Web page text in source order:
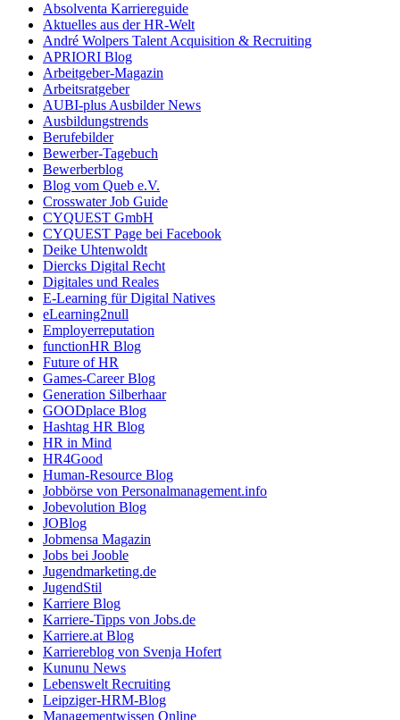
Absolventa Karriereguide
Aktuelles aus der HR-Welt
André Wolpers Talent Acquisition & Recruiting
APRIORI Blog
Arbeitgeber-Magazin
Arbeitsratgeber
AUBI-plus Ausbilder News
Ausbildungstrends
Berufebilder
Bewerber-Tagebuch
Bewerberblog
Blog vom Queb e.V.
Crosswater Job Guide
CYQUEST GmbH
CYQUEST Page bei Facebook
Deike Uhtenwoldt
Diercks Digital Recht
Digitales und Reales
E-Learning für Digital Natives
eLearning2null
Employerreputation
functionHR Blog
Future of HR
Games-Career Blog
Generation Silberhaar
GOODplace Blog
Hashtag HR Blog
HR in Mind
HR4Good
Human-Resource Blog
Jobbörse von Personalmanagement.info
Jobevolution Blog
JOBlog
Jobmensa Magazin
Jobs bei Jooble
Jugendmarketing.de
JugendStil
Karriere Blog
Karriere-Tipps von Jobs.de
Karriere.at Blog
Karriereblog von Svenja Hofert
Kununu News
Lebenswelt Recruiting
Leipziger-HRM-Blog
Managementwissen Online